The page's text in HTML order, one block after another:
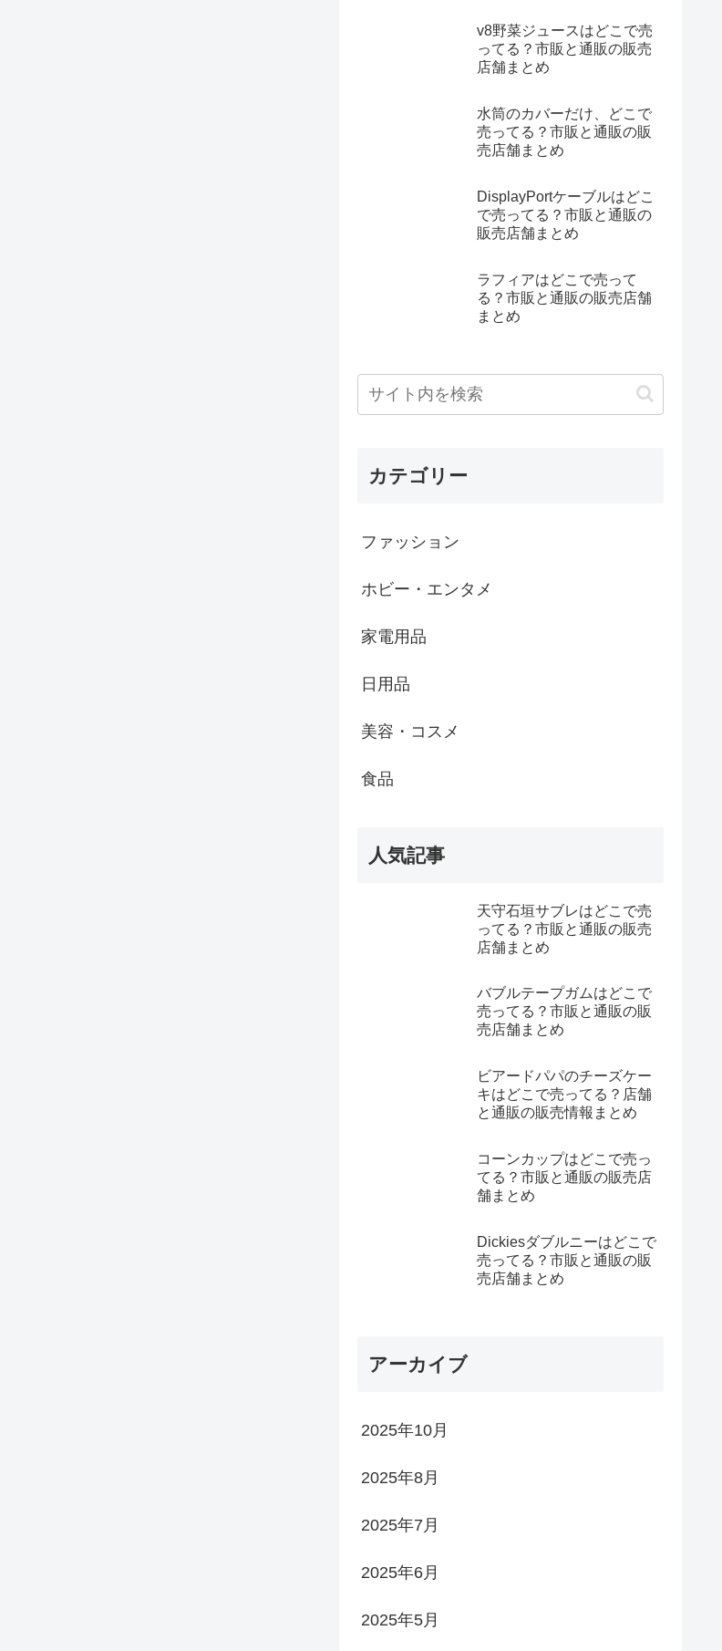
v8野菜ジュースはどこで売
ってる？市販と通販の販売
店舗まとめ
水筒のカバーだけ、どこで
売ってる？市販と通販の販
売店舗まとめ
DisplayPortケーブルはどこ
で売ってる？市販と通販の
販売店舗まとめ
ラフィアはどこで売って
る？市販と通販の販売店舗
まとめ
カテゴリー
ファッション
ホビー・エンタメ
家電用品
日用品
美容・コスメ
食品
人気記事
天守石垣サブレはどこで売
ってる？市販と通販の販売
店舗まとめ
バブルテープガムはどこで
売ってる？市販と通販の販
売店舗まとめ
ビアードパパのチーズケー
キはどこで売ってる？店舗
と通販の販売情報まとめ
コーンカップはどこで売っ
てる？市販と通販の販売店
舗まとめ
Dickiesダブルニーはどこで
売ってる？市販と通販の販
売店舗まとめ
アーカイブ
2025年10月
2025年8月
2025年7月
2025年6月
2025年5月